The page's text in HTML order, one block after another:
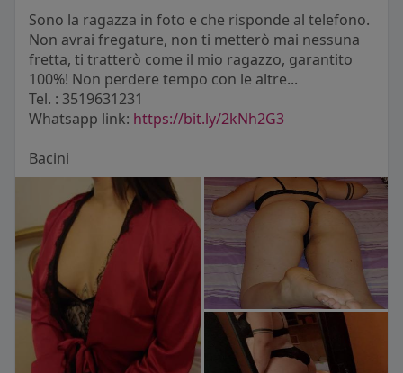
Sono la ragazza in foto e che risponde al telefono.
Non avrai fregature, non ti metterò mai nessuna
fretta, ti tratterò come il mio ragazzo, garantito
100%! Non perdere tempo con le altre...
Tel. : 3519631231
Whatsapp link: https://bit.ly/2kNh2G3
Bacini